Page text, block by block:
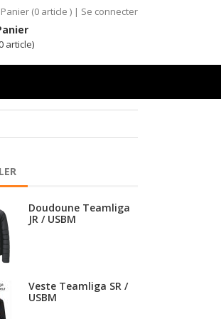
Panier (0 article ) | Se connecter
article)Doudoune Teamliga
longue JR
SR / USBM
Doudoune Teamliga
JR / USBM
Veste Teamliga SR /
USBM